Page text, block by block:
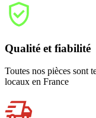
Qualité et fiabilité
Toutes nos pièces sont
locaux en France